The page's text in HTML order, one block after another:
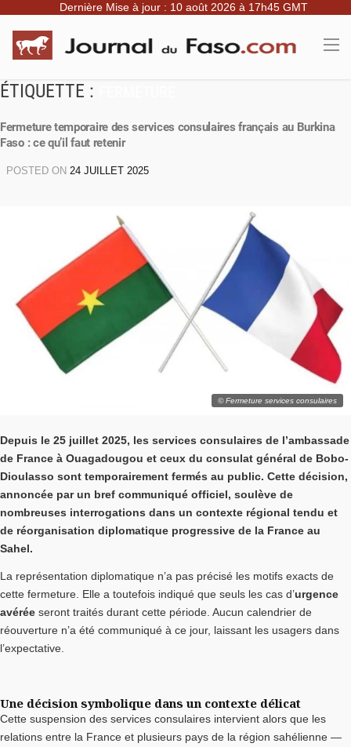
Dernière Mise à jour : 10 août 2026 à 17h45 GMT
ÉTIQUETTE :
Fermeture temporaire des services consulaires français au Burkina
Faso : ce qu’il faut retenir
POSTED ON 24 JUILLET 2025
© Fermeture services consulaires
Depuis le 25 juillet 2025, les services consulaires de l’ambassade
de France à Ouagadougou et ceux du consulat général de Bobo-
Dioulasso sont temporairement fermés au public. Cette décision,
annoncée par un bref communiqué officiel, soulève de
nombreuses interrogations dans un contexte régional tendu et
de réorganisation diplomatique progressive de la France au
Sahel.
La représentation diplomatique n’a pas précisé les motifs exacts de
cette fermeture. Elle a toutefois indiqué que seuls les cas d’urgence
avérée seront traités durant cette période. Aucun calendrier de
réouverture n’a été communiqué à ce jour, laissant les usagers dans
l’expectative.
Une décision symbolique dans un contexte délicat
Cette suspension des services consulaires intervient alors que les
relations entre la France et plusieurs pays de la région sahélienne —